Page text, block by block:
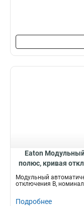
Eaton
полюс, кривая
Модульный
отключения B,
Подробнее